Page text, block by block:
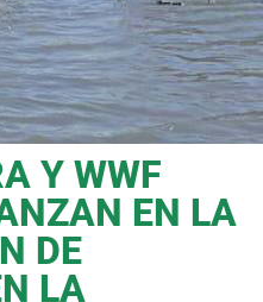
Y WWF
EN LA
DE
LA